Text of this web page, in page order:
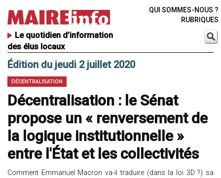
Le quotidien d’information
des élus locaux
QUI SOMMES-NOUS ?
RUBRIQUES
Édition du jeudi 2 juillet 2020
DÉCENTRALISATION
Décentralisation : le Sénat
propose un « renversement de
la logique institutionnelle »
entre l'État et les collectivités
Comment Emmanuel Macron va-il traduire (dans la loi 3D ?) sa